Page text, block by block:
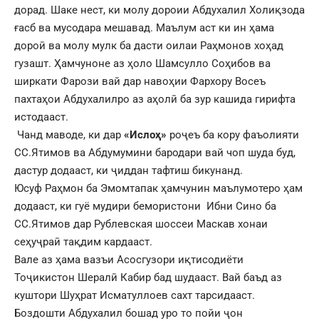
дорад. Шаке нест, ки молу дороии Абдухалил Холиқзода
ғасб ва мусодара мешавад. Маълум аст ки ин ҳама
дороӣ ва молу мулк ба дасти оилаи Раҳмонов хоҳад
гузашт. Ҳамчуноне аз ҳоло Шамсулло Соҳибов ва
ширкати Фарози вай дар навоҳии Фархору Восеъ
пахтаҳои Абдухалилро аз аҳолӣ ба зур кашида гирифта
истодааст.
Чанд маводе, ки дар «Ислоҳ» роҷеъ ба кору фаъолияти
СС.Ятимов ва Абдумумини бародари вай чоп шуда буд,
дастур додааст, ки ҷиддан тафтиш бикунанд.
Юсуф Раҳмон ба Эмомтапак ҳамчунин маълумотеро ҳам
додааст, ки гуё мудири бемористони Ибни Сино ба
СС.Ятимов дар Рублевская шоссеи Маскав хонаи
сеҳуҷраӣ тақдим кардааст.
Вале аз ҳама вазъи Асосгузори иқтисодиёти
Тоҷикистон Шералӣ Кабир бад шудааст. Вай баъд аз
куштори Шуҳрат Исматуллоев сахт тарсидааст.
Боздошти Абдухалил бошад уро то пойи ҷон